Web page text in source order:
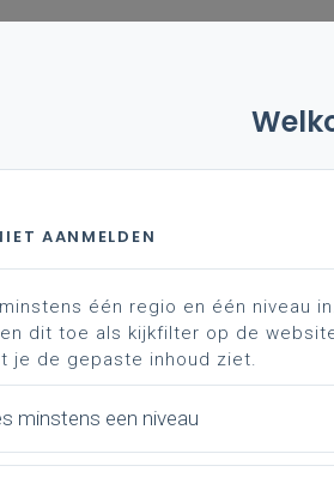
AANMELDEN
één regio en één niveau
dit toe als kijkfilter op de
je de gepaste inhoud ziet.
minstens een niveau